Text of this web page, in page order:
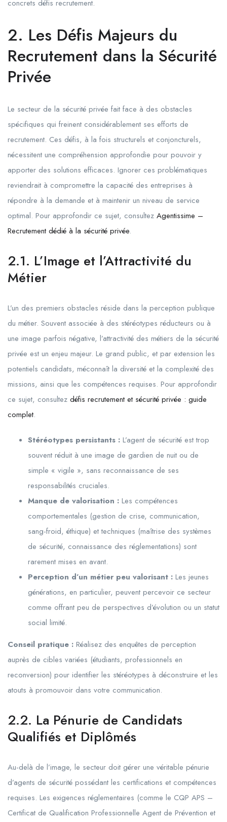
concrets défis recrutement.
2. Les Défis Majeurs du
Recrutement dans la Sécurité
Privée
Le secteur de la sécurité privée fait face à des obstacles
spécifiques qui freinent considérablement ses efforts de
recrutement. Ces défis, à la fois structurels et conjoncturels,
nécessitent une compréhension approfondie pour pouvoir y
apporter des solutions efficaces. Ignorer ces problématiques
reviendrait à compromettre la capacité des entreprises à
répondre à la demande et à maintenir un niveau de service
optimal. Pour approfondir ce sujet, consultez Agentissime –
Recrutement dédié à la sécurité privée.
2.1. L’Image et l’Attractivité du
Métier
L’un des premiers obstacles réside dans la perception publique
du métier. Souvent associée à des stéréotypes réducteurs ou à
une image parfois négative, l’attractivité des métiers de la sécurité
privée est un enjeu majeur. Le grand public, et par extension les
potentiels candidats, méconnaît la diversité et la complexité des
missions, ainsi que les compétences requises. Pour approfondir
ce sujet, consultez défis recrutement et sécurité privée : guide
complet.
Stéréotypes persistants : L’agent de sécurité est trop
souvent réduit à une image de gardien de nuit ou de
simple « vigile », sans reconnaissance de ses
responsabilités cruciales.
Manque de valorisation : Les compétences
comportementales (gestion de crise, communication,
sang-froid, éthique) et techniques (maîtrise des systèmes
de sécurité, connaissance des réglementations) sont
rarement mises en avant.
Perception d’un métier peu valorisant : Les jeunes
générations, en particulier, peuvent percevoir ce secteur
comme offrant peu de perspectives d’évolution ou un statut
social limité.
Conseil pratique : Réalisez des enquêtes de perception
auprès de cibles variées (étudiants, professionnels en
reconversion) pour identifier les stéréotypes à déconstruire et les
atouts à promouvoir dans votre communication.
2.2. La Pénurie de Candidats
Qualifiés et Diplômés
Au-delà de l’image, le secteur doit gérer une véritable pénurie
d’agents de sécurité possédant les certifications et compétences
requises. Les exigences réglementaires (comme le CQP APS –
Certificat de Qualification Professionnelle Agent de Prévention et